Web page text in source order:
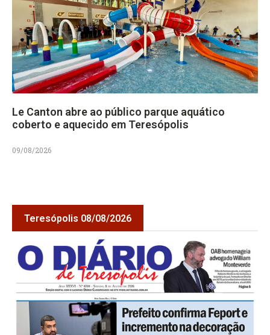
Le Canton abre ao público parque aquático
coberto e aquecido em Teresópolis
09/08/2026
Teresópolis 08/08/2026